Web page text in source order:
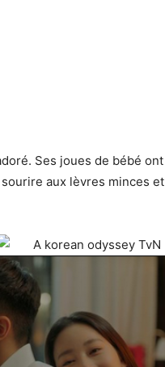
Ses joues de bébé ont
aux lèvres minces et